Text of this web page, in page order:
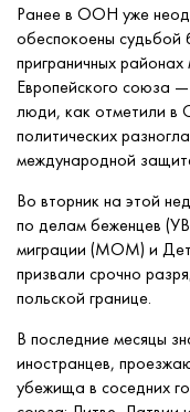
Ранее в ООН уже
обеспокоены судьбой
приграничных
Европейского союза
люди, как отметили в
политических
международной
Во вторник на этой
по делам беженцев
миграции (МОМ) и
призвали срочно
польской границе.
В последние месяцы
иностранцев,
убежища в соседних